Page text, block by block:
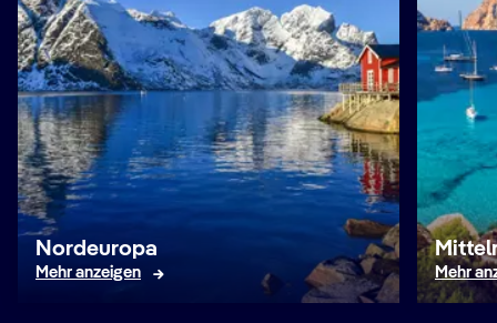
Nordeuropa
Mehr anzeigen Mehr